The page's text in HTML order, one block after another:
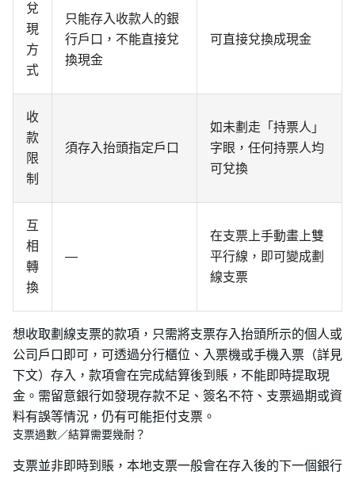
兌
現
方
式
只能存入收款人的銀
行戶口，不能直接兌
換現金
可直接兌換成現金
收
款
限
制
須存入抬頭指定戶口
如未劃走「持票人」
字眼，任何持票人均
可兌換
互
相
轉
換
—
在支票上手動畫上雙
平行線，即可變成劃
線支票
想收取劃線支票的款項，只需將支票存入抬頭所示的個人或
公司戶口即可，可透過分行櫃位、入票機或手機入票（詳見
下文）存入，款項會在完成結算後到賬，不能即時提取現
金。需留意銀行如發現存款不足、簽名不符、支票過期或資
料有誤等情況，仍有可能拒付支票。
支票過數／結算需要幾耐？
支票並非即時到賬，本地支票一般會在存入後的下一個銀行